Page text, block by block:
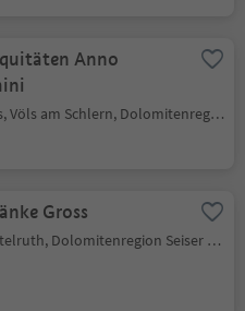
Anno
Völs, Völs am Schlern, Dolomitenregion Seiser Alm
Gross
Kastelruth, Dolomitenregion Seiser Alm